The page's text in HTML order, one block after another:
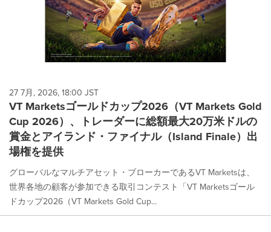
27 7月, 2026, 18:00 JST
VT Marketsゴールドカップ2026（VT Markets Gold
Cup 2026）、トレーダーに総額最大20万米ドルの
賞金とアイランド・ファイナル（Island Finale）出
場権を提供
グローバルなマルチアセット・ブローカーであるVT Marketsは、
世界各地の顧客が参加できる取引コンテスト「VT Marketsゴール
ドカップ2026（VT Markets Gold Cup...